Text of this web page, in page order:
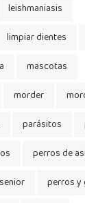
leishmaniasis
limpiar dientes
mascotas
morder
parásitos
perros de
perros y